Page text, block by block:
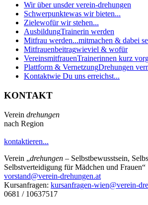
Wir über unsder verein-drehungen
Schwerpunktewas wir bieten...
Zielewofür wir stehen...
AusbildungTrainerin werden
Mitfrau werden...mitmachen & dabei
Mitfrauenbeitragwieviel & wofür
VereinsmitfrauenTrainerinnen kurz
Plattform & VernetzungDrehungen
Kontaktwie Du uns erreichst...
KONTAKT
Verein drehungen
nach Region
kontaktieren...
Verein „drehungen – Selbstbewusstsein,
Selbstverteidigung für Mädchen und Frauen“
vorstand@verein-drehungen.at
Kursanfragen: kursanfragen-wien@verein-
0681 / 10637517